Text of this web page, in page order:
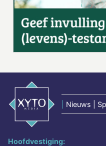
Nieuws |
Hoofdvestiging: